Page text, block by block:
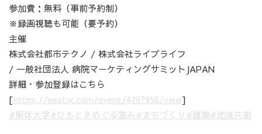
参加費：無料（事前予約制）
※録画視聴も可能（要予約）
主催
株式会社都市テクノ / 株式会社ライブライフ
/ 一般社団法人 病院マーケティングサミットJAPAN
詳細・参加登録はこちら
[https://peatix.com/event/4297956/view]
#解体大学#ひもときめぐる営み#まちづくり #建築#地域共創